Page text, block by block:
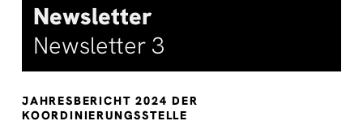
Newsletter
Newsletter 3
JAHRESBERICHT 2024 DER
KOORDINIERUNGSSTELLE